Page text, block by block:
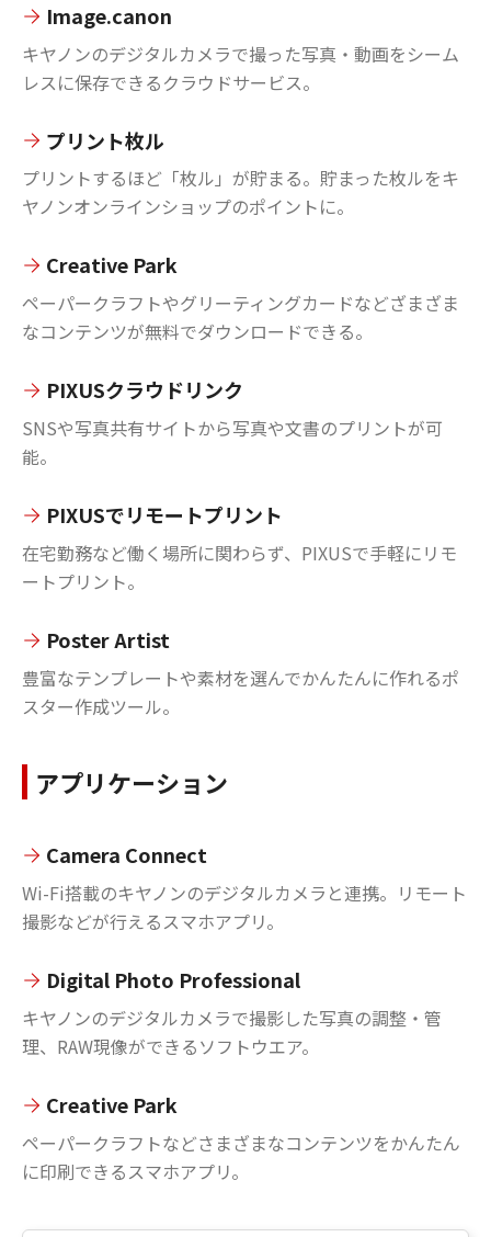
Image.canon
キヤノンのデジタルカメラで撮った写真・動画をシーム
レスに保存できるクラウドサービス。
プリント枚ル
プリントするほど「枚ル」が貯まる。貯まった枚ルをキ
ヤノンオンラインショップのポイントに。
Creative Park
ペーパークラフトやグリーティングカードなどざまざま
なコンテンツが無料でダウンロードできる。
PIXUSクラウドリンク
SNSや写真共有サイトから写真や文書のプリントが可
能。
PIXUSでリモートプリント
在宅勤務など働く場所に関わらず、PIXUSで手軽にリモ
ートプリント。
Poster Artist
豊富なテンプレートや素材を選んでかんたんに作れるポ
スター作成ツール。
アプリケーション
Camera Connect
Wi-Fi搭載のキヤノンのデジタルカメラと連携。リモート
撮影などが行えるスマホアプリ。
Digital Photo Professional
キヤノンのデジタルカメラで撮影した写真の調整・管
理、RAW現像ができるソフトウエア。
Creative Park
ペーパークラフトなどさまざまなコンテンツをかんたん
に印刷できるスマホアプリ。